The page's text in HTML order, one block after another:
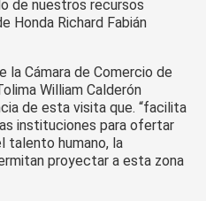
de nuestros recursos
Honda Richard Fabián
la Cámara de Comercio de
William Calderón
de esta visita que. “facilita
instituciones para ofertar
talento humano, la
proyectar a esta zona